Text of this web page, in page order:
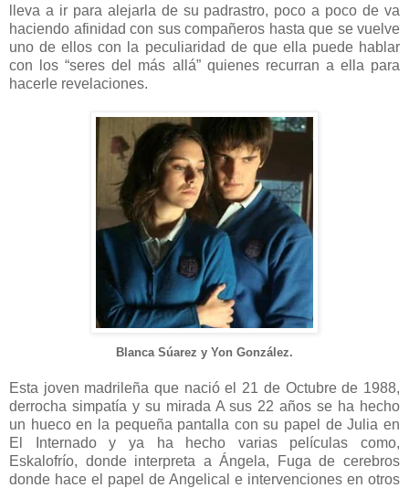
lleva a ir para alejarla de su padrastro, poco a poco de va
haciendo afinidad con sus compañeros hasta que se vuelve
uno de ellos con la peculiaridad de que ella puede hablar
con los “seres del más allá” quienes recurran a ella para
hacerle revelaciones.
Blanca Súarez y Yon González.
Esta joven madrileña que nació el 21 de Octubre de 1988,
derrocha simpatía y su mirada A sus 22 años se ha hecho
un hueco en la pequeña pantalla con su papel de Julia en
El Internado y ya ha hecho varias películas como,
Eskalofrío, donde interpreta a Ángela, Fuga de cerebros
donde hace el papel de Angelical e intervenciones en otros